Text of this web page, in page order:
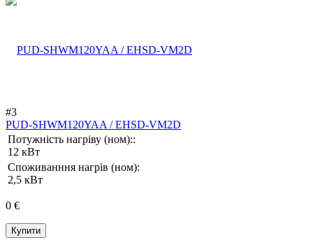
#3
PUD-SHWM120YAA / EHSD-VM2D
Потужність нагріву (ном)::
12 кВт
Споживанння нагрів (ном):
2,5 кВт
0 €
Купити